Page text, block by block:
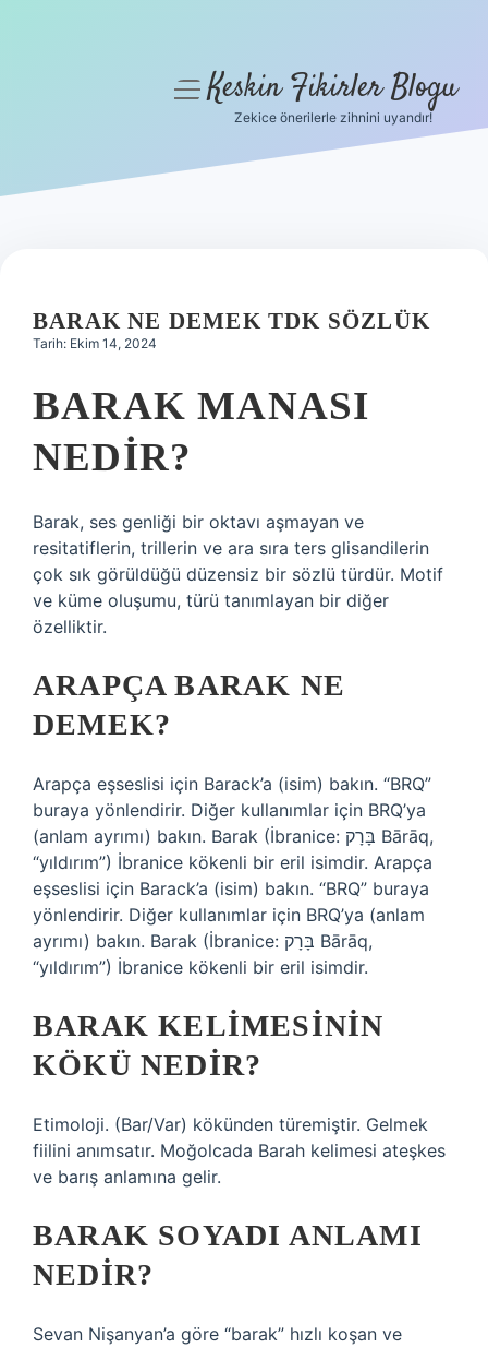
Hakkımızda
menüyüKeskin Fikirler Blogu
Zekice önerilerle zihnini uyandır!
BARAK NE DEMEK TDK SÖZLÜK
Tarih: Ekim 14, 2024
BARAK MANASI
NEDIR?
Barak, ses genliği bir oktavı aşmayan ve
resitatiflerin, trillerin ve ara sıra ters glisandilerin
çok sık görüldüğü düzensiz bir sözlü türdür. Motif
ve küme oluşumu, türü tanımlayan bir diğer
özelliktir.
ARAPÇA BARAK NE
DEMEK?
Arapça eşseslisi için Barack’a (isim) bakın. “BRQ”
buraya yönlendirir. Diğer kullanımlar için BRQ’ya
(anlam ayrımı) bakın. Barak (İbranice: בָּרָק Bārāq,
“yıldırım”) İbranice kökenli bir eril isimdir. Arapça
eşseslisi için Barack’a (isim) bakın. “BRQ” buraya
yönlendirir. Diğer kullanımlar için BRQ’ya (anlam
ayrımı) bakın. Barak (İbranice: בָּרָק Bārāq,
“yıldırım”) İbranice kökenli bir eril isimdir.
BARAK KELIMESININ
KÖKÜ NEDIR?
Etimoloji. (Bar/Var) kökünden türemiştir. Gelmek
fiilini anımsatır. Moğolcada Barah kelimesi ateşkes
ve barış anlamına gelir.
BARAK SOYADI ANLAMI
NEDIR?
Sevan Nişanyan’a göre “barak” hızlı koşan ve